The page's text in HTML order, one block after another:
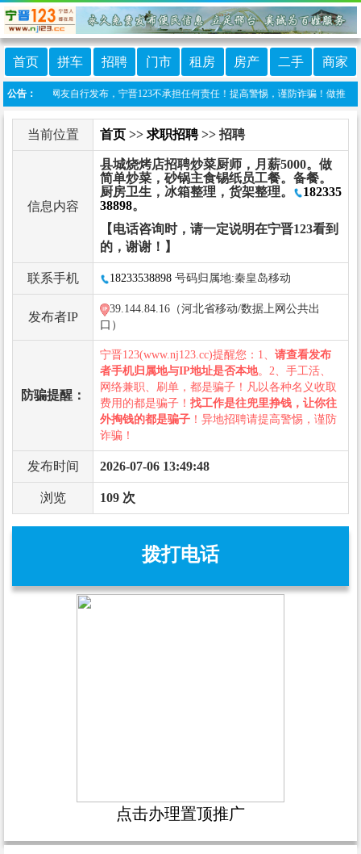
首页 拼车 招聘 门市 租房 房产 二手 商家
公告：
信息由网友自行发布，宁晋123不承担任何责任！提高警惕，谨防诈骗！做推广、
当前位置 首页 >> 求职招聘>> 招聘
信息内容
县城烧烤店招聘炒菜厨师，月薪5000。做
简单炒菜，砂锅主食锡纸员工餐。备餐。
厨房卫生，冰箱整理，货架整理。
182335
38898。
【电话咨询时，请一定说明在宁晋123看到
的，谢谢！】
联系手机 18233538898 号码归属地:秦皇岛移动
发布者IP
39.144.84.16（河北省移动/数据上网公共出
口）
防骗提醒：
宁晋123(www.nj123.cc)提醒您：1、 请查看发布
者手机归属地与IP地址是否本地。2、手工活、
网络兼职、刷单，都是骗子！凡以各种名义收取
费用的都是骗子！ 找工作是往兜里挣钱，让你往
外掏钱的都是骗子 ！异地招聘请提高警惕，谨防
诈骗！
发布时间 2026-07-06 13:49:48
浏览 109 次
拨打电话
点击办理置顶推广